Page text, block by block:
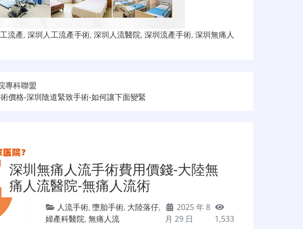
流產, 深圳人工流產手術, 深圳人流醫院, 深圳流產手術, 深圳無痛人
專科聯盟
價格-深圳陰道緊致手術-如何讓下面變緊
深圳無痛人流手術費用價錢-大陸無
痛人流醫院-無痛人流術
人流手術,墮胎手術, 大陸落仔,
婦產科醫院,無痛人流
2025 年 8
月 29 日
1,533